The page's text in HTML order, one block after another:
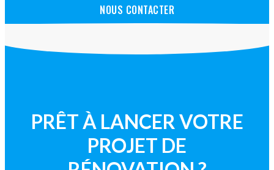
NOUS CONTACTER
PRÊT À LANCER VOTRE
PROJET DE